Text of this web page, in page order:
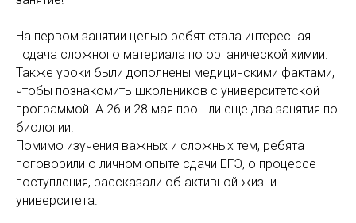
На первом занятии целью ребят стала интересная
подача сложного материала по органической химии.
Также уроки были дополнены медицинскими фактами,
чтобы познакомить школьников с университетской
программой. А 26 и 28 мая прошли еще два занятия по
биологии.
Помимо изучения важных и сложных тем, ребята
поговорили о личном опыте сдачи ЕГЭ, о процессе
поступления, рассказали об активной жизни
университета.